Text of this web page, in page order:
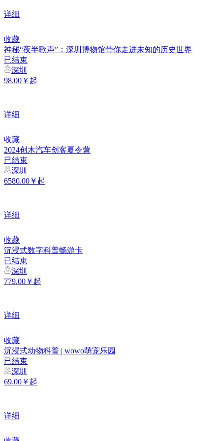
详细
收藏
神秘“夜半歌声”：深圳博物馆带你走进未知的历史世界
已结束
深圳
98.00￥起
详细
收藏
2024创木汽车创客夏令营
已结束
深圳
6580.00￥起
详细
收藏
沉浸式数字科普畅游卡
已结束
深圳
779.00￥起
详细
收藏
沉浸式动物科普 | wowo萌宠乐园
已结束
深圳
69.00￥起
详细